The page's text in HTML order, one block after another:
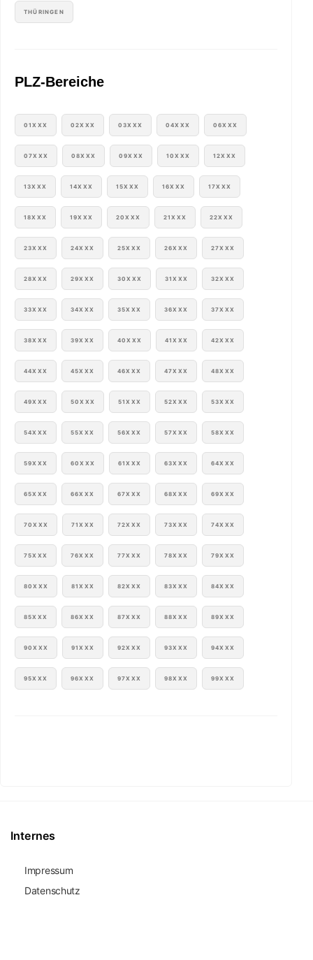
THÜRINGEN
PLZ-Bereiche
01XXX 02XXX 03XXX 04XXX 06XXX
07XXX 08XXX 09XXX 10XXX 12XXX
13XXX 14XXX 15XXX 16XXX 17XXX
18XXX 19XXX 20XXX 21XXX 22XXX
23XXX 24XXX 25XXX 26XXX 27XXX
28XXX 29XXX 30XXX 31XXX 32XXX
33XXX 34XXX 35XXX 36XXX 37XXX
38XXX 39XXX 40XXX 41XXX 42XXX
44XXX 45XXX 46XXX 47XXX 48XXX
49XXX 50XXX 51XXX 52XXX 53XXX
54XXX 55XXX 56XXX 57XXX 58XXX
59XXX 60XXX 61XXX 63XXX 64XXX
65XXX 66XXX 67XXX 68XXX 69XXX
70XXX 71XXX 72XXX 73XXX 74XXX
75XXX 76XXX 77XXX 78XXX 79XXX
80XXX 81XXX 82XXX 83XXX 84XXX
85XXX 86XXX 87XXX 88XXX 89XXX
90XXX 91XXX 92XXX 93XXX 94XXX
95XXX 96XXX 97XXX 98XXX 99XXX
Internes
Impressum
Datenschutz